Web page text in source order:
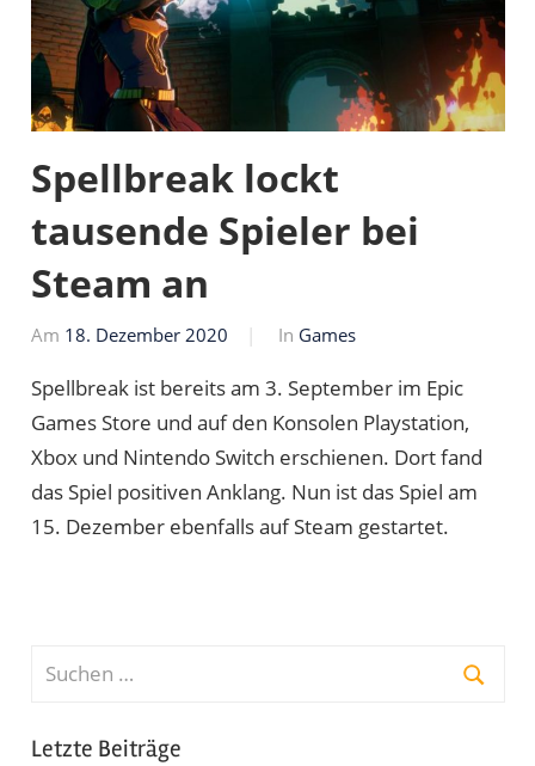
Spellbreak lockt
tausende Spieler bei
Steam an
Am 18. Dezember 2020
Von
In Games
Spellbreak ist bereits am 3. September im Epic
Games Store und auf den Konsolen Playstation,
Xbox und Nintendo Switch erschienen. Dort fand
das Spiel positiven Anklang. Nun ist das Spiel am
15. Dezember ebenfalls auf Steam gestartet.
Suchen
Letzte Beiträge